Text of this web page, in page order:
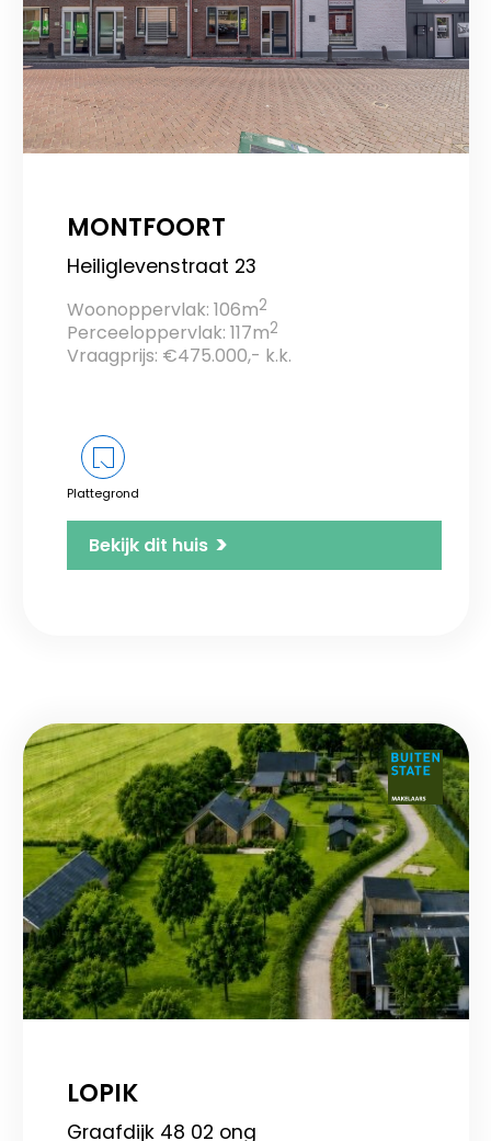
MONTFOORT
Heiliglevenstraat 23
Woonoppervlak: 106m2
Perceeloppervlak: 117m2
Vraagprijs: €475.000,- k.k.
Plattegrond
Bekijk dit huis >
LOPIK
Graafdijk 48 02 ong